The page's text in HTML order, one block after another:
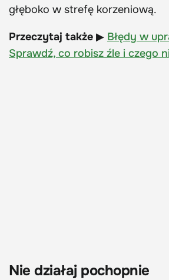
głęboko w strefę korzeniową.
Przeczytaj także ▶ Błędy w
Sprawdź, co robisz źle i czego
Nie działaj pochopnie